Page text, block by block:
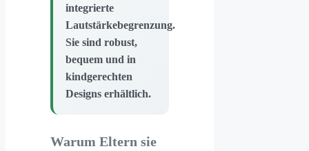
integrierte
Lautstärkebegrenzung.
Sie sind robust,
bequem und in
kindgerechten
Designs erhältlich.
Warum Eltern sie